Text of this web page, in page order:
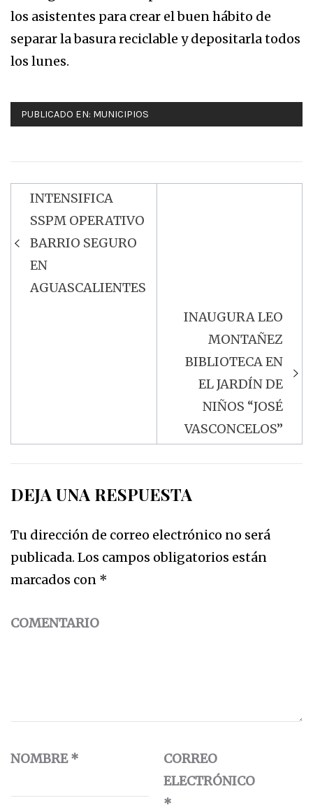
los asistentes para crear el buen hábito de
separar la basura reciclable y depositarla todos
los lunes.
PUBLICADO EN: MUNICIPIOS
Navegación
de
entradas
INTENSIFICA
SSPM OPERATIVO
BARRIO SEGURO
EN
AGUASCALIENTES
INAUGURA LEO
MONTAÑEZ
BIBLIOTECA EN
EL JARDÍN DE
NIÑOS “JOSÉ
VASCONCELOS”
DEJA UNA RESPUESTA
Tu dirección de correo electrónico no será
publicada. Los campos obligatorios están
marcados con *
COMENTARIO
NOMBRE*
CORREO
ELECTRÓNICO
*